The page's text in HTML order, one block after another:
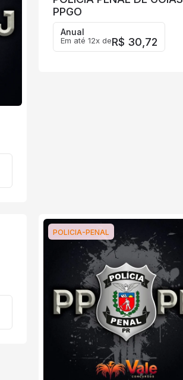
PPGO
Anual
Em até 12x deR$ 30,72
POLICIA-PENAL